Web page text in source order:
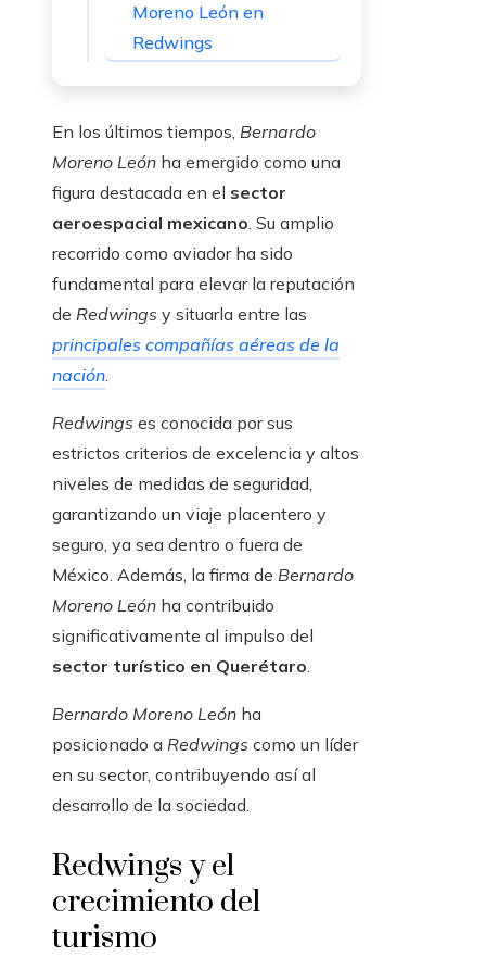
Moreno León en
Redwings
En los últimos tiempos, Bernardo
Moreno León ha emergido como una
figura destacada en el sector
aeroespacial mexicano. Su amplio
recorrido como aviador ha sido
fundamental para elevar la reputación
de Redwings y situarla entre las
principales compañías aéreas de la
nación.
Redwings es conocida por sus
estrictos criterios de excelencia y altos
niveles de medidas de seguridad,
garantizando un viaje placentero y
seguro, ya sea dentro o fuera de
México. Además, la firma de Bernardo
Moreno León ha contribuido
significativamente al impulso del
sector turístico en Querétaro.
Bernardo Moreno León ha
posicionado a Redwings como un líder
en su sector, contribuyendo así al
desarrollo de la sociedad.
Redwings y el
crecimiento del
turismo